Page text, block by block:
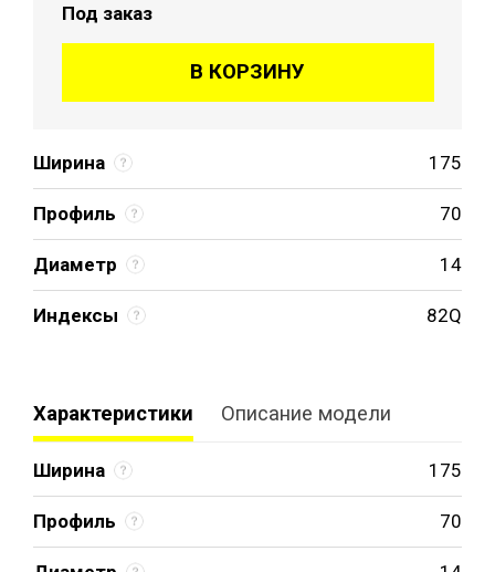
Ширина 175
Профиль 70
Диаметр 14
Индексы 82Q
Под заказ
В КОРЗИНУ
Характеристики Описание модели
Ширина 175
Профиль 70